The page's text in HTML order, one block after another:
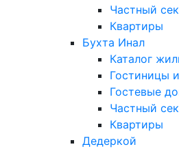
Частный
Квартиры
Бухта Инал
Каталог
Гостиницы
Гостевые
Частный
Квартиры
Дедеркой